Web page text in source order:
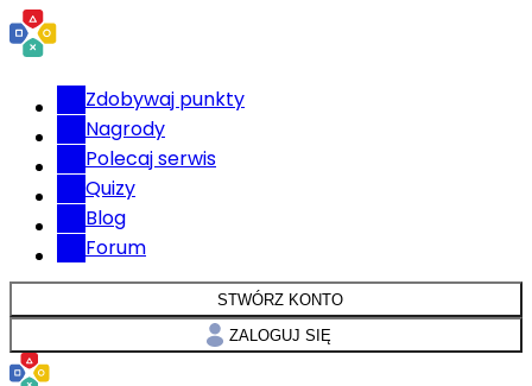
Zdobywaj punkty
Nagrody
Polecaj serwis
Quizy
Blog
Forum
STWÓRZ KONTO
ZALOGUJ SIĘ